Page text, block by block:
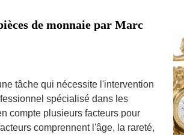
de monnaie par Marc
tâche qui nécessite l'intervention
spécialisé dans les
compte plusieurs facteurs pour
comprennent l'âge, la rareté,